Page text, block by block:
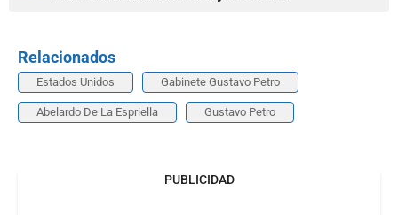
Relacionados
Estados Unidos Gabinete Gustavo Petro
Abelardo De La Espriella Gustavo Petro
PUBLICIDAD